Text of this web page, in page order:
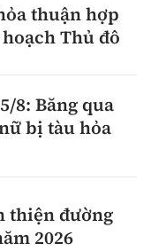
thuận hợp
Thủ đô
8: Băng qua
bị tàu hỏa
thiện đường
2026